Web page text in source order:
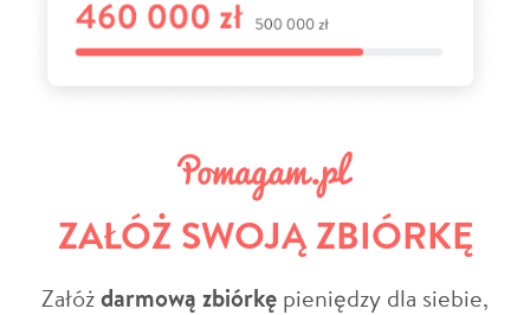
ZAŁÓŻ SWOJĄ ZBIÓRKĘ
Załóżdarmową zbiórkę pieniędzy dla siebie,